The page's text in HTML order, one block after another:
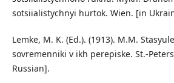
sotsiialistychnyi hurtok. Wien. [in
Lemke, M. K. (Ed.). (1913). M.M.
sovremenniki v ikh perepiske. St.-
Russian].